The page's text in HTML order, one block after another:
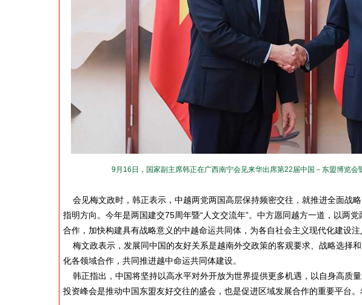
9月16日，国家副主席韩正在广西南宁会见来华出席第22届中国－东盟博览
会见梅文政时，韩正表示，中越两党两国高层保持频密交往，就推进全面战
指明方向。今年是两国建交75周年暨“人文交流年”。中方愿同越方一道，以两
合作，加快构建具有战略意义的中越命运共同体，为各自社会主义现代化建设注
梅文政表示，发展同中国的友好关系是越南外交政策的客观要求、战略选择
化各领域合作，共同推进越中命运共同体建设。
韩正指出，中国将坚持以高水平对外开放为世界提供更多机遇，以自身高质
投资峰会是推动中国东盟友好交往的盛会，也是促进区域发展合作的重要平台